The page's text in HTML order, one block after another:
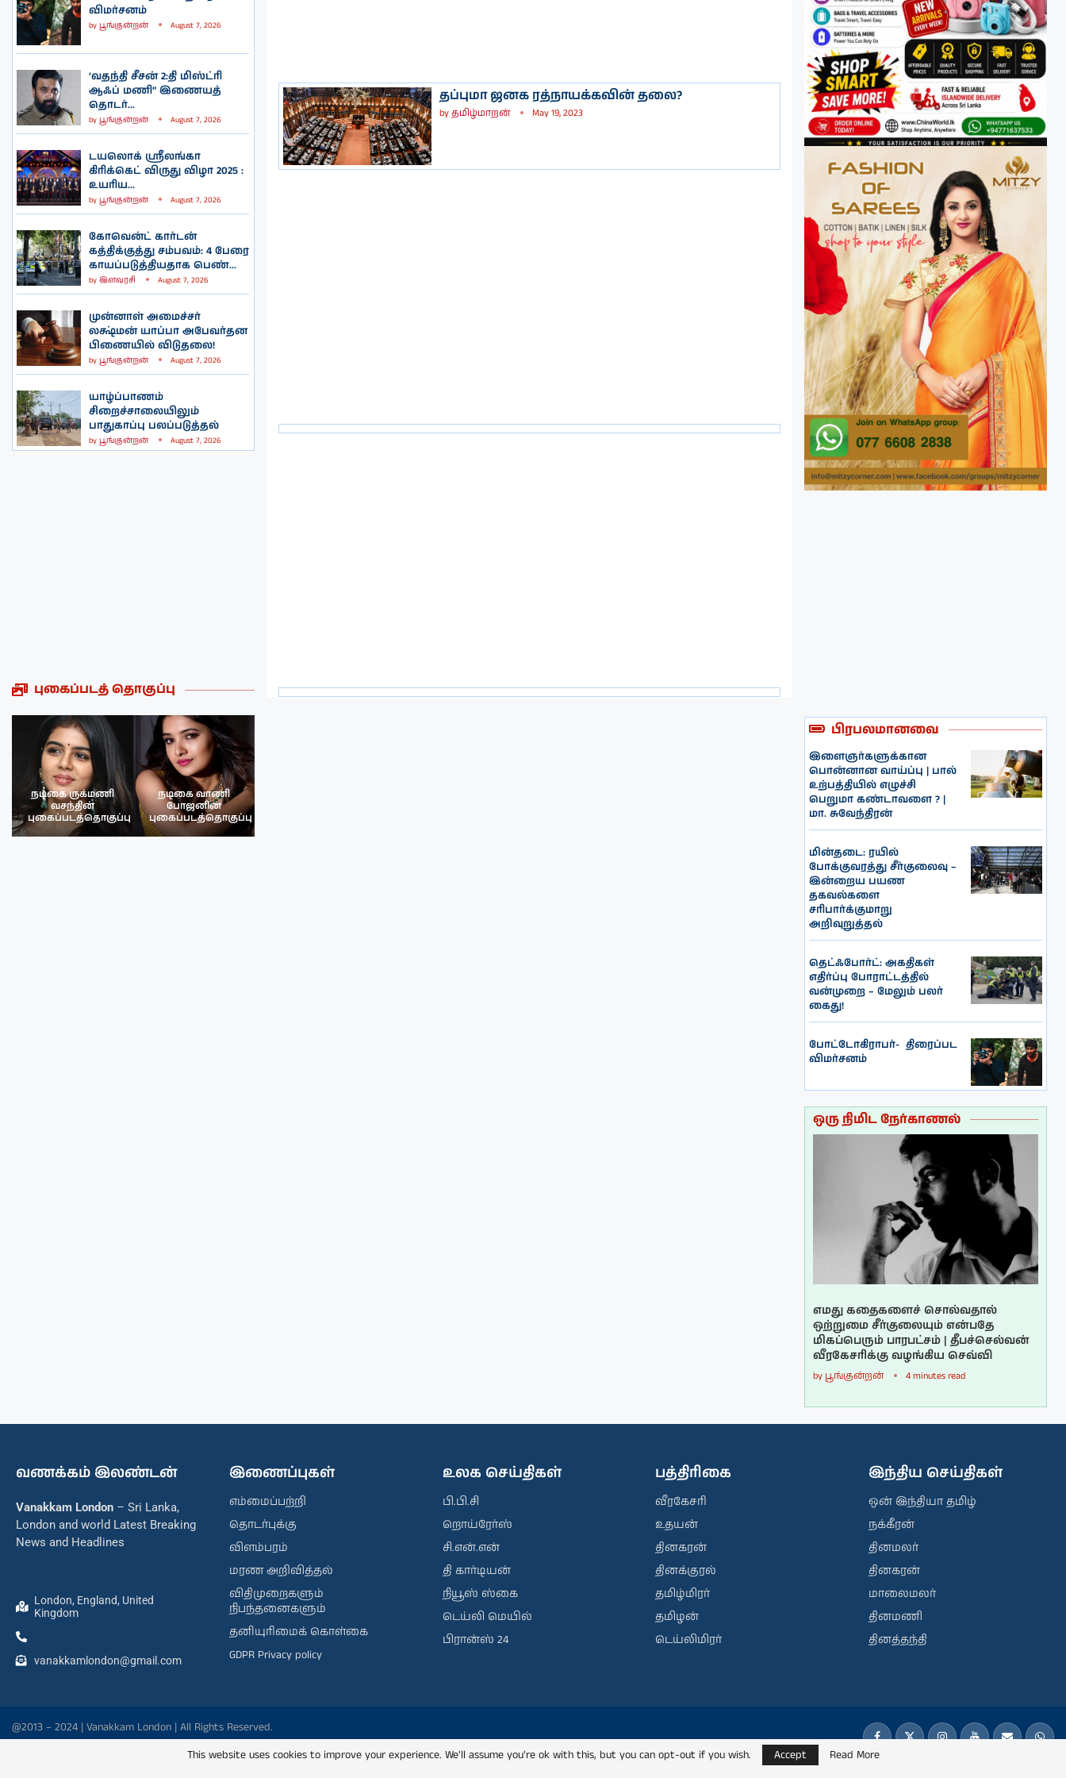
விமர்சனம்
by பூங்குன்றன் August 7, 2026
‘வதந்தி சீசன் 2:தி மிஸ்ட்ரி
ஆஃப் மணி” இணையத்
தொடர்...
by பூங்குன்றன் August 7, 2026
டயலொக் ஸ்ரீலங்கா
கிரிக்கெட் விருது விழா 2025 :
உயரிய...
by பூங்குன்றன் August 7, 2026
கோவென்ட் கார்டன்
கத்திக்குத்து சம்பவம்: 4 பேரை
காயப்படுத்தியதாக பெண்...
by இளவரசி August 7, 2026
முன்னாள் அமைச்சர்
லக்ஷ்மன் யாப்பா அபேவர்தன
பிணையில் விடுதலை!
by பூங்குன்றன் August 7, 2026
யாழ்ப்பாணம்
சிறைச்சாலையிலும்
பாதுகாப்பு பலப்படுத்தல்
by பூங்குன்றன் August 7, 2026
புகைப்படத் தொகுப்பு
நடிகை ருக்மணி
வசந்தின்
புகைப்படத்தொகுப்பு
நடிகை வாணி
போஜனின்
புகைப்படத்தொகுப்பு
தப்புமா ஜனக ரத்நாயக்கவின் தலை?
byதமிழ்மாறன் May 19, 2023
பிரபலமானவை
இளைஞர்களுக்கான
பொன்னான வாய்ப்பு | பால்
உற்பத்தியில் எழுச்சி
பெறுமா கண்டாவளை ? |
மா. சுவேந்திரன்
மின்தடை: ரயில்
போக்குவரத்து சீர்குலைவு –
இன்றைய பயண
தகவல்களை
சரிபார்க்குமாறு
அறிவுறுத்தல்
தெட்ஃபோர்ட்: அகதிகள்
எதிர்ப்பு போராட்டத்தில்
வன்முறை – மேலும் பலர்
கைது!
போட்டோகிராபர்- ‌ திரைப்பட
விமர்சனம்
ஒரு நிமிட நேர்காணல்
எமது கதைகளைச் சொல்வதால்
ஒற்றுமை சீர்குலையும் என்பதே
மிகப்பெரும் பாரபட்சம் | தீபச்செல்வன்
வீரகேசரிக்கு வழங்கிய செவ்வி
by பூங்குன்றன் 4 minutes read
வணக்கம் இலண்டன்
Vanakkam London – Sri Lanka,
London and world Latest Breaking
News and Headlines
London, England, United
Kingdom
vanakkamlondon@gmail.com
இணைப்புகள்
எம்மைப்பற்றி
தொடர்புக்கு
விளம்பரம்
மரண அறிவித்தல்
விதிமுறைகளும்
நிபந்தனைகளும்
தனியுரிமைக் கொள்கை
GDPR Privacy policy
உலக செய்திகள்
பி.பி.சி
றொய்ரேர்ஸ்
சி.என்.என்
தி கார்டியன்
நியூஸ் ஸ்கை
டெய்லி மெயில்
பிரான்ஸ் 24
பத்திரிகை
வீரகேசரி
உதயன்
தினகரன்
தினக்குரல்
தமிழ்மிரர்
தமிழன்
டெய்லிமிரர்
இந்திய செய்திகள்
ஒன் இந்தியா தமிழ்
நக்கீரன்
தினமலர்
தினகரன்
மாலைமலர்
தினமணி
தினத்தந்தி
@2013 – 2024 | Vanakkam London | All Rights Reserved.
This website uses cookies to improve your experience. We'll assume you're ok with this, but you can opt-out if you wish.
Accept Read More